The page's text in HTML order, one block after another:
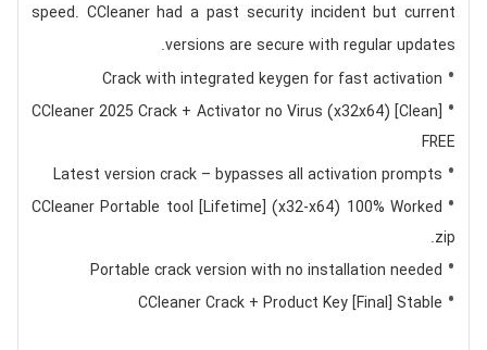
speed. CCleaner had a past security incident but current
versions are secure with regular updates.
Crack with integrated keygen for fast activation
CCleaner 2025 Crack + Activator no Virus (x32x64) [Clean]
FREE
Latest version crack – bypasses all activation prompts
CCleaner Portable tool [Lifetime] (x32-x64) 100% Worked
.zip
Portable crack version with no installation needed
CCleaner Crack + Product Key [Final] Stable